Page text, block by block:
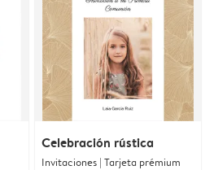
Celebración rústica
Invitaciones | Tarjeta prémium